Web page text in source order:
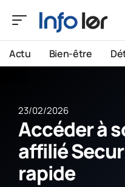
Actu Bien-être
23/02/2026
Accéder à
affilié
rapide